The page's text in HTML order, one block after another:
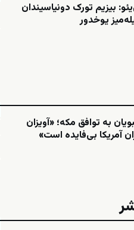
بیزیم تورک دونیاسیندان
یوخدور
به توافق مکه؛ «آویزان
آمریکا بی‌فایده است»